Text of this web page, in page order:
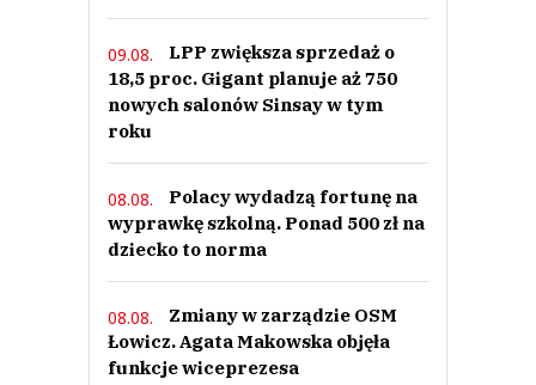
09.08.
LPP zwiększa sprzedaż o
18,5 proc. Gigant planuje aż 750
nowych salonów Sinsay w tym
roku
08.08.
Polacy wydadzą fortunę na
wyprawkę szkolną. Ponad 500 zł na
dziecko to norma
08.08.
Zmiany w zarządzie OSM
Łowicz. Agata Makowska objęła
funkcje wiceprezesa